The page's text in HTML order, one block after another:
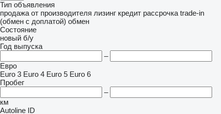
Тип объявления
продажа от производителя лизинг кредит рассрочка trade-in
(обмен с доплатой) обмен
Состояние
новый б/у
Год выпуска
–
Евро
Euro 3 Euro 4 Euro 5 Euro 6
Пробег
–
км
Autoline ID